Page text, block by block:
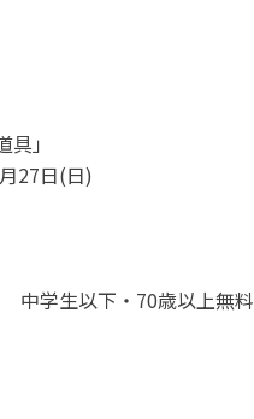
」
27日(日)
学生以下・70歳以上無料